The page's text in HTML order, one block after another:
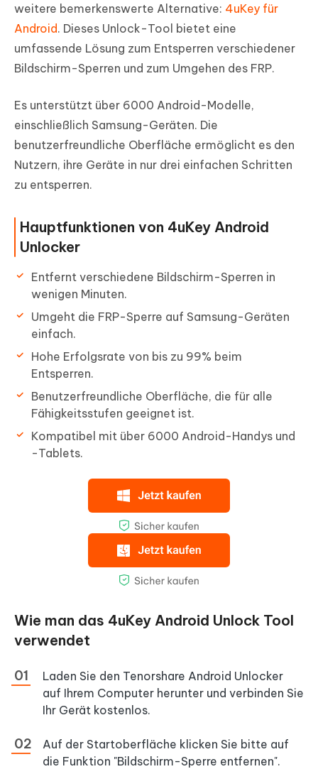
weitere bemerkenswerte Alternative: 4uKey für
Android. Dieses Unlock-Tool bietet eine
umfassende Lösung zum Entsperren verschiedener
Bildschirm-Sperren und zum Umgehen des FRP.
Es unterstützt über 6000 Android-Modelle,
einschließlich Samsung-Geräten. Die
benutzerfreundliche Oberfläche ermöglicht es den
Nutzern, ihre Geräte in nur drei einfachen Schritten
zu entsperren.
Hauptfunktionen von 4uKey Android
Unlocker
Entfernt verschiedene Bildschirm-Sperren in
wenigen Minuten.
Umgeht die FRP-Sperre auf Samsung-Geräten
einfach.
Hohe Erfolgsrate von bis zu 99% beim
Entsperren.
Benutzerfreundliche Oberfläche, die für alle
Fähigkeitsstufen geeignet ist.
Kompatibel mit über 6000 Android-Handys und
-Tablets.
Wie man das 4uKey Android Unlock Tool
verwendet
Laden Sie den Tenorshare Android Unlocker
auf Ihrem Computer herunter und verbinden Sie
Ihr Gerät kostenlos.
Auf der Startoberfläche klicken Sie bitte auf
die Funktion "Bildschirm-Sperre entfernen".